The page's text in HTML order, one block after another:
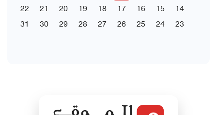
14
15
16
17
18
19
20
21
22
23
24
25
26
27
28
29
30
31